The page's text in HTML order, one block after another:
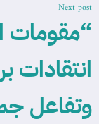
Next post
“مقومات
انتقادات
وتفاعل